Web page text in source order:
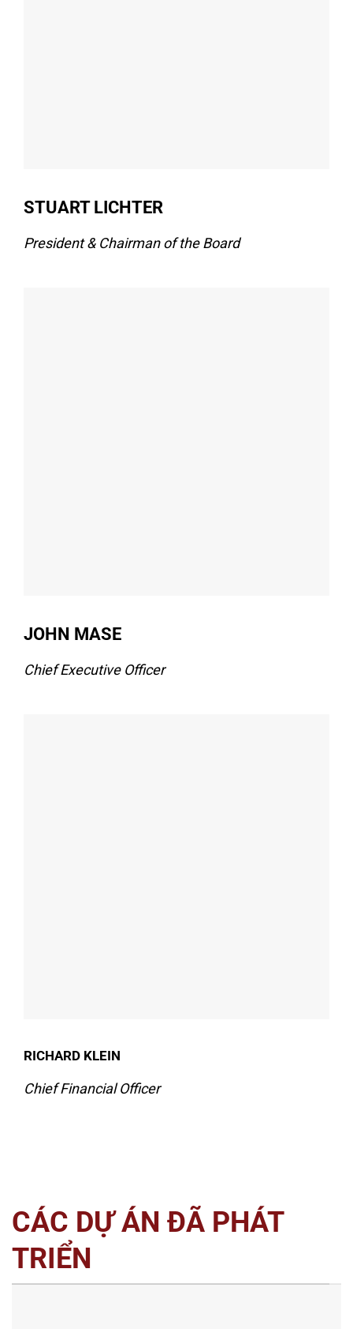
STUART LICHTER
President & Chairman of the Board
JOHN MASE
Chief Executive Officer
RICHARD KLEIN
Chief Financial Officer
CÁC DỰ ÁN ĐÃ PHÁT
TRIỂN